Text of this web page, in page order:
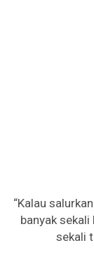
“Kalau
banyak
sekali